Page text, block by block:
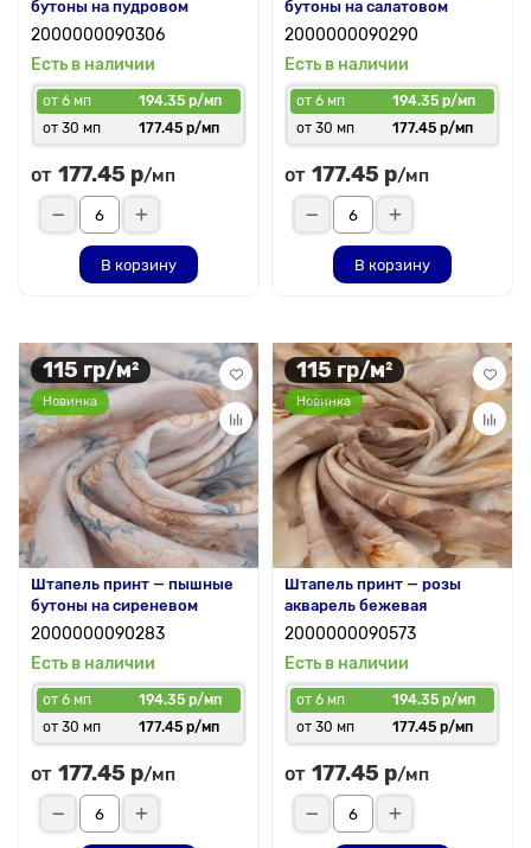
бутоны на пудровом
2000000090306
Есть в наличии
от 6 мп
194.35 р/мп
от 30 мп
177.45 р/мп
от 177.45 р/мп
В корзину
бутоны на салатовом
2000000090290
Есть в наличии
от 6 мп
194.35 р/мп
от 30 мп
177.45 р/мп
от 177.45 р/мп
В корзину
115 гр/м²
Новинка
Штапель принт — пышные
бутоны на сиреневом
2000000090283
Есть в наличии
от 6 мп
194.35 р/мп
от 30 мп
177.45 р/мп
от 177.45 р/мп
115 гр/м²
Новинка
Штапель принт — розы
акварель бежевая
2000000090573
Есть в наличии
от 6 мп
194.35 р/мп
от 30 мп
177.45 р/мп
от 177.45 р/мп